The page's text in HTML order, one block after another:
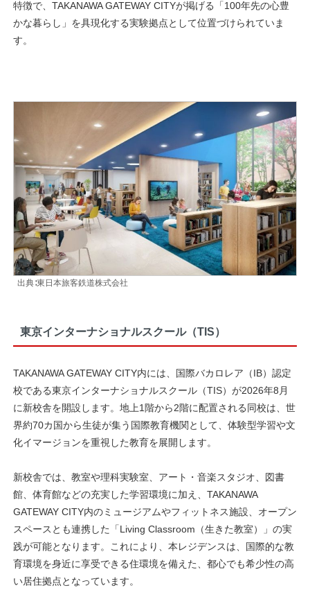
特徴で、TAKANAWA GATEWAY CITYが掲げる「100年先の心豊
かな暮らし」を具現化する実験拠点として位置づけられていま
す。
出典∶東日本旅客鉄道株式会社
東京インターナショナルスクール（TIS）
TAKANAWA GATEWAY CITY内には、国際バカロレア（IB）認定
校である東京インターナショナルスクール（TIS）が2026年8月
に新校舎を開設します。地上1階から2階に配置される同校は、世
界約70カ国から生徒が集う国際教育機関として、体験型学習や文
化イマージョンを重視した教育を展開します。
新校舎では、教室や理科実験室、アート・音楽スタジオ、図書
館、体育館などの充実した学習環境に加え、TAKANAWA
GATEWAY CITY内のミュージアムやフィットネス施設、オープン
スペースとも連携した「Living Classroom（生きた教室）」の実
践が可能となります。これにより、本レジデンスは、国際的な教
育環境を身近に享受できる住環境を備えた、都心でも希少性の高
い居住拠点となっています。